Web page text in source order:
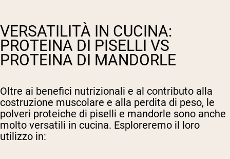
VERSATILITÀ IN CUCINA:
PROTEINA DI PISELLI VS
PROTEINA DI MANDORLE
Oltre ai benefici nutrizionali e al contributo alla
costruzione muscolare e alla perdita di peso, le
polveri proteiche di piselli e mandorle sono anche
molto versatili in cucina. Esploreremo il loro
utilizzo in: